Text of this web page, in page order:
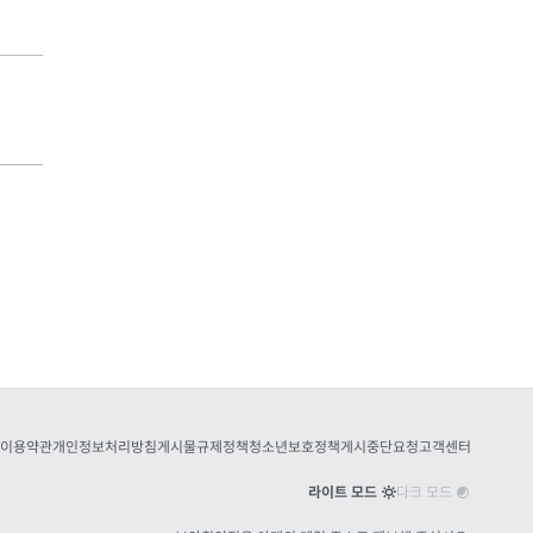
이용약관개인정보처리방침게시물규제정책청소년보호정책게시중단요청고객센터
라이트 모드 다크 모드